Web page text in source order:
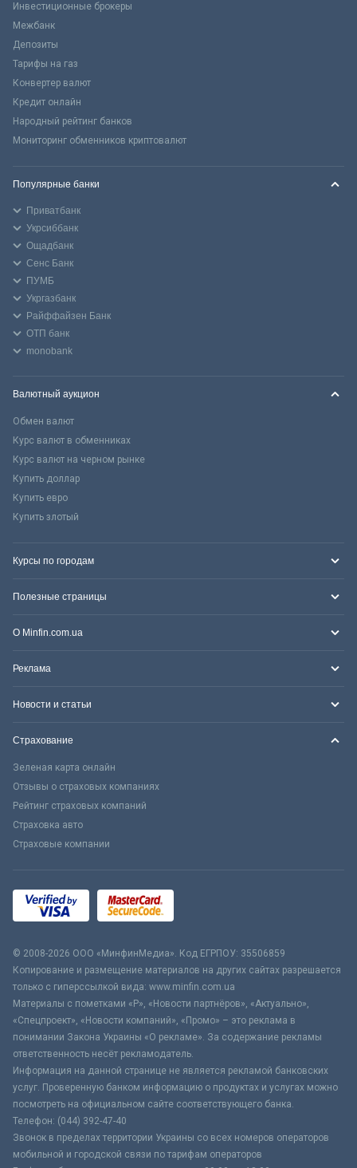
Инвестиционные брокеры
Межбанк
Депозиты
Тарифы на газ
Конвертер валют
Кредит онлайн
Народный рейтинг банков
Мониторинг обменников криптовалют
Популярные банки
Приватбанк
Укрсиббанк
Ощадбанк
Сенс Банк
ПУМБ
Укргазбанк
Райффайзен Банк
ОТП банк
monobank
Валютный аукцион
Обмен валют
Курс валют в обменниках
Курс валют на черном рынке
Купить доллар
Купить евро
Купить злотый
Курсы по городам
Полезные страницы
О Minfin.com.ua
Реклама
Новости и статьи
Страхование
Зеленая карта онлайн
Отзывы о страховых компаниях
Рейтинг страховых компаний
Страховка авто
Страховые компании
© 2008-2026 ООО «МинфинМедиа». Код ЕГРПОУ: 35506859
Копирование и размещение материалов на других сайтах разрешается
только с гиперссылкой вида: www.minfin.com.ua
Материалы с пометками «Р», «Новости партнёров», «Актуально»,
«Спецпроект», «Новости компаний», «Промо» – это реклама в
понимании Закона Украины «О рекламе». За содержание рекламы
ответственность несёт рекламодатель.
Информация на данной странице не является рекламой банковских
услуг. Проверенную банком информацию о продуктах и услугах можно
посмотреть на официальном сайте соответствующего банка.
Телефон: (044) 392-47-40
Звонок в пределах территории Украины со всех номеров операторов
мобильной и городской связи по тарифам операторов